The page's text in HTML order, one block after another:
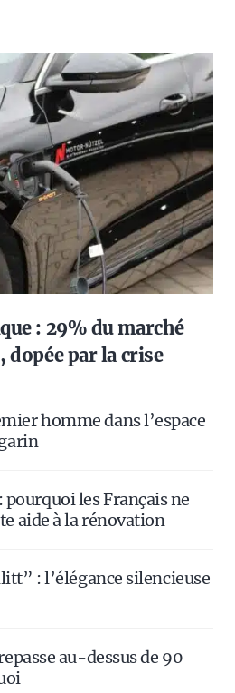
: 29% du marché
par la crise
homme dans l’espace
pourquoi les Français ne
aide à la rénovation
: l’élégance silencieuse
au-dessus de 90